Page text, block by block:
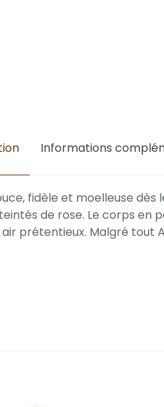
Informations
fidèle et moelleuse
de rose. Le corps en
prétentieux. Malgré